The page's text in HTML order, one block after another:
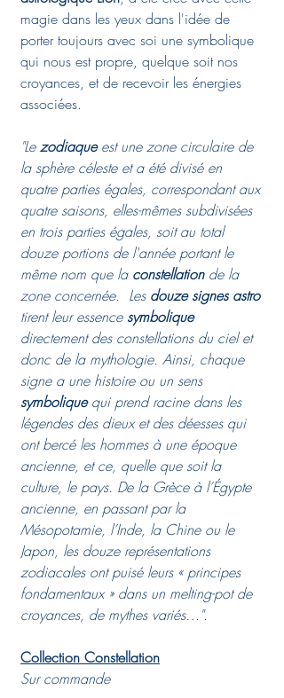
magie dans les yeux dans l'idée de
porter toujours avec soi une symbolique
qui nous est propre, quelque soit nos
croyances, et de recevoir les énergies
associées.
"Lezodiaqueest une zone circulaire de
la sphère céleste et a été divisé en
quatre parties égales, correspondant aux
quatre saisons, elles-mêmes subdivisées
en trois parties égales, soit au total
douze portions de l'année portant le
même nom que la constellationde la
zone concernée. Les douze signes astro
tirent leur essence symbolique
directement des constellations du ciel et
donc de la mythologie. Ainsi, chaque
signe a une histoire ou un sens
symboliquequi prend racine dans les
légendes des dieux et des déesses qui
ont bercé les hommes à une époque
ancienne, et ce, quelle que soit la
culture, le pays. De la Grèce à l’Égypte
ancienne, en passant par la
Mésopotamie, l’Inde, la Chine ou le
Japon, les douze représentations
zodiacales ont puisé leurs « principes
fondamentaux » dans un melting-pot de
croyances, de mythes variés…".
Collection Constellation
Sur commande